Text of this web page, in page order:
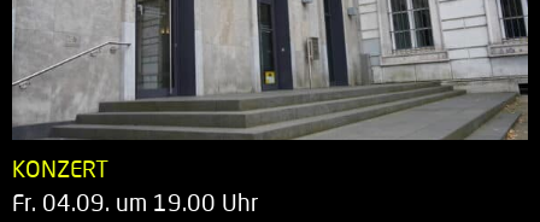
KONZERT
Fr. 04.09. um 19.00 Uhr